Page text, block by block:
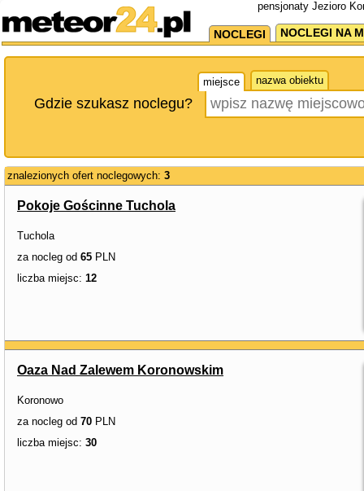
pensjonaty Jezioro
NOCLEGI NOCLEGI NA
miejsce nazwa obiektu
Gdzie szukasz noclegu?
znalezionych ofert noclegowych: 3
Pokoje Gościnne Tuchola
Tuchola
za nocleg od 65 PLN
liczba miejsc: 12
Oaza Nad Zalewem Koronowskim
Koronowo
za nocleg od 70 PLN
liczba miejsc: 30